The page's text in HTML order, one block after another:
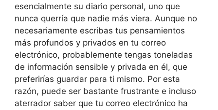
esencialmente su diario personal, uno que
nunca querría que nadie más viera. Aunque no
necesariamente escribas tus pensamientos
más profundos y privados en tu correo
electrónico, probablemente tengas toneladas
de información sensible y privada en él, que
preferirías guardar para ti mismo. Por esta
razón, puede ser bastante frustrante e incluso
aterrador saber que tu correo electrónico ha